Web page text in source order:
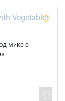
микс с